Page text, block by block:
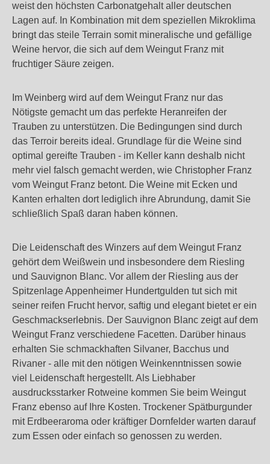
weist den höchsten Carbonatgehalt aller deutschen
Lagen auf. In Kombination mit dem speziellen Mikroklima
bringt das steile Terrain somit mineralische und gefällige
Weine hervor, die sich auf dem Weingut Franz mit
fruchtiger Säure zeigen.
Im Weinberg wird auf dem Weingut Franz nur das
Nötigste gemacht um das perfekte Heranreifen der
Trauben zu unterstützen. Die Bedingungen sind durch
das Terroir bereits ideal. Grundlage für die Weine sind
optimal gereifte Trauben - im Keller kann deshalb nicht
mehr viel falsch gemacht werden, wie Christopher Franz
vom Weingut Franz betont. Die Weine mit Ecken und
Kanten erhalten dort lediglich ihre Abrundung, damit Sie
schließlich Spaß daran haben können.
Die Leidenschaft des Winzers auf dem Weingut Franz
gehört dem Weißwein und insbesondere dem Riesling
und Sauvignon Blanc. Vor allem der Riesling aus der
Spitzenlage Appenheimer Hundertgulden tut sich mit
seiner reifen Frucht hervor, saftig und elegant bietet er ein
Geschmackserlebnis. Der Sauvignon Blanc zeigt auf dem
Weingut Franz verschiedene Facetten. Darüber hinaus
erhalten Sie schmackhaften Silvaner, Bacchus und
Rivaner - alle mit den nötigen Weinkenntnissen sowie
viel Leidenschaft hergestellt. Als Liebhaber
ausdrucksstarker Rotweine kommen Sie beim Weingut
Franz ebenso auf Ihre Kosten. Trockener Spätburgunder
mit Erdbeeraroma oder kräftiger Dornfelder warten darauf
zum Essen oder einfach so genossen zu werden.